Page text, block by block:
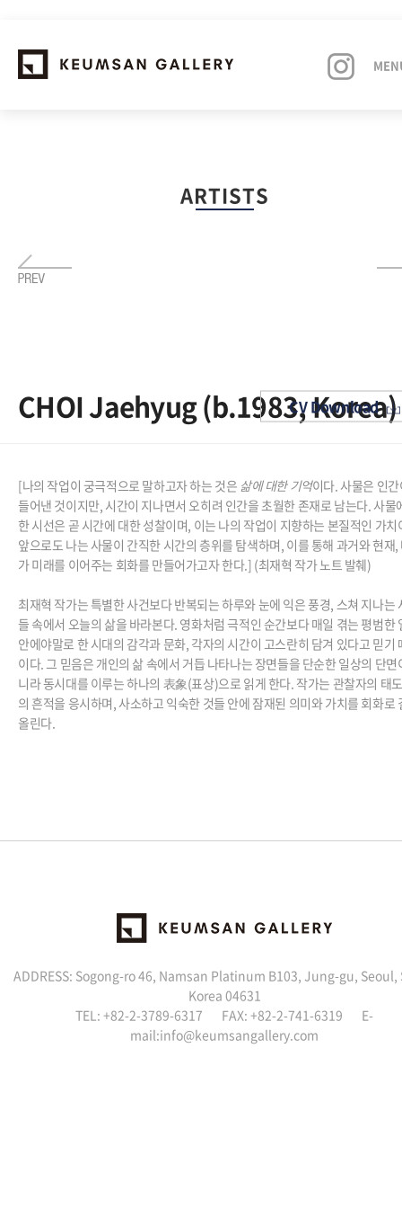
ARTISTS
CHOI Jaehyug (b.1983, Korea)
CV Download
[나의 작업이 궁극적으로 말하고자 하는 것은 삶에 대한 기억이다. 사물은 인
들어낸 것이지만, 시간이 지나면서 오히려 인간을 초월한 존재로 남는다. 사물
한 시선은 곧 시간에 대한 성찰이며, 이는 나의 작업이 지향하는 본질적인 가치
앞으로도 나는 사물이 간직한 시간의 층위를 탐색하며, 이를 통해 과거와 현재,
가 미래를 이어주는 회화를 만들어가고자 한다.] (최재혁 작가 노트 발췌)
최재혁 작가는 특별한 사건보다 반복되는 하루와 눈에 익은 풍경, 스쳐 지나는
들 속에서 오늘의 삶을 바라본다. 영화처럼 극적인 순간보다 매일 겪는 평범한
안에야말로 한 시대의 감각과 문화, 각자의 시간이 고스란히 담겨 있다고 믿기
이다. 그 믿음은 개인의 삶 속에서 거듭 나타나는 장면들을 단순한 일상의 단면
니라 동시대를 이루는 하나의 表象(표상)으로 읽게 한다. 작가는 관찰자의 태
의 흔적을 응시하며, 사소하고 익숙한 것들 안에 잠재된 의미와 가치를 회화로
올린다.
ADDRESS: Sogong-ro 46, Namsan Platinum B103, Jung-gu, Seoul,
Korea 04631
TEL: +82-2-3789-6317 FAX: +82-2-741-6319 E-
mail:info@keumsangallery.com